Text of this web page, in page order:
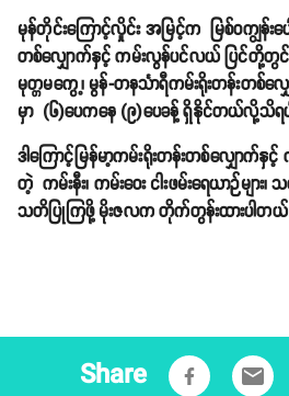
မုန်တိုင်းကြောင့်လှိုင်း အမြင့်က မြစ်ဝကျွန်းပ
တစ်လျှောက်နှင့် ကမ်းလွန်ပင်လယ် ပြင်တို့တွ
မုတ္တမကွေ့၊ မွန်-တနင်္သာရီကမ်းရိုးတန်းတစ်
မှာ (၆)ပေကနေ (၉)ပေခန့် ရှိနိုင်တယ်လို့သိရ
ဒါကြောင့်မြန်မာ့ကမ်းရိုးတန်းတစ်လျှောက်နှ
တဲ့ ကမ်းနီး၊ ကမ်းဝေး ငါးဖမ်းရေယာဉ်များ၊
သတိပြုကြဖို့ မိုးဇလက တိုက်တွန်းထားပါတယ်
Share email